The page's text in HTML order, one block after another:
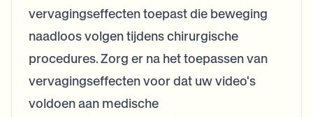
vervagingseffecten toepast die beweging
naadloos volgen tijdens chirurgische
procedures. Zorg er na het toepassen van
vervagingseffecten voor dat uw video's
voldoen aan medische